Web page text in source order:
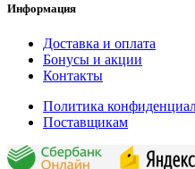
Информация
Доставка и оплата
Бонусы и акции
Контакты
Политика
Поставщикам